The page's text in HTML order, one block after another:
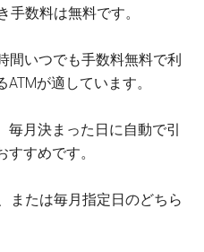
手数料は無料です。
間いつでも手数料無料で利
が適しています。
毎月決まった日に自動で引
すめです。
または毎月指定日のどちら